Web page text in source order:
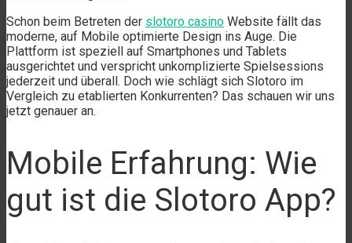
Schon beim Betreten der slotoro casino Website fällt das
moderne, auf Mobile optimierte Design ins Auge. Die
Plattform ist speziell auf Smartphones und Tablets
ausgerichtet und verspricht unkomplizierte Spielsessions
jederzeit und überall. Doch wie schlägt sich Slotoro im
Vergleich zu etablierten Konkurrenten? Das schauen wir uns
jetzt genauer an.
Mobile Erfahrung: Wie
gut ist die Slotoro App?